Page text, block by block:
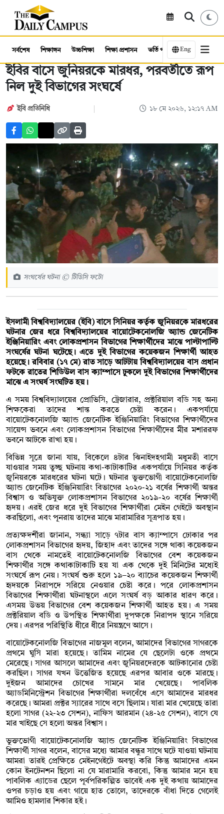
সর্বশেষ শিক্ষাঙ্গন উচ্চশিক্ষা শিক্ষা প্রশাসন ভর্তি পরীক্ষা কর্মসংস্থান
Eng
ইবির বাসে জুনিয়রকে মারধর, পরবর্তীতে রূপ
নিল দুই বিভাগের সংঘর্ষে
ইবি প্রতিনিধি ১৮ মে ২০২৬, ১২:১৭ AM
সংঘর্ষের ঘটনা © টিডিসি ফটো
ইসলামী বিশ্ববিদ্যালয়ের (ইবি) বাসে সিনিয়র কর্তৃক জুনিয়রকে মারধরের
ঘটনার জের ধরে বিশ্ববিদ্যালয়ের বায়োটেকনোলজি অ্যান্ড জেনেটিক
ইঞ্জিনিয়ারিং এবং লোকপ্রশাসন বিভাগের শিক্ষার্থীদের মাঝে পাল্টাপাল্টি
সংঘর্ষের ঘটনা ঘটেছে। এতে দুই বিভাগের কয়েকজন শিক্ষার্থী আহত
হয়েছে। রবিবার (১৭ মে) রাত সাড়ে আটটায় বিশ্ববিদ্যালয়ের বাস প্রধান
ফটকে রাতের শিডিউল বাস ক্যাম্পাসে ঢুকলে দুই বিভাগের শিক্ষার্থীদের
মাঝে এ সংঘর্ষ সংঘটিত হয়।
এ সময় বিশ্ববিদ্যালয়ের প্রোভিসি, ট্রেজারার, প্রক্টরিয়াল বডি সহ অন্য
শিক্ষকেরা তাদের শান্ত করতে চেষ্টা করেন। একপর্যায়ে
বায়োটেকনোলজি অ্যান্ড জেনেটিক ইঞ্জিনিয়ারিং বিভাগের শিক্ষার্থীদের
সায়েন্স ভবনে এবং লোকপ্রশাসন বিভাগের শিক্ষার্থীদের মীর মশাররফ
ভবনে আটকে রাখা হয়।
বিভিন্ন সূত্রে জানা যায়, বিকেলে ৪টার ঝিনাইদহগামী মধুমতী বাসে
যাওয়ার সময় তুচ্ছ ঘটনায় কথা-কাটাকাটির একপর্যায়ে সিনিয়র কর্তৃক
জুনিয়রকে মারধরের ঘটনা ঘটে। ঘটনার ভুক্তভোগী বায়োটেকনোলজি
অ্যান্ড জেনেটিক ইঞ্জিনিয়ারিং বিভাগের ২০২০-২১ বর্ষের শিক্ষার্থী অন্তর
বিশ্বাস ও অভিযুক্ত লোকপ্রশাসন বিভাগের ২০১৯-২০ বর্ষের শিক্ষার্থী
হৃদয়। এরই জের ধরে দুই বিভাগের শিক্ষার্থীরা মেইন গেইটে অবস্থান
করছিলো, এবং পূনরায় তাদের মাঝে মারামারির সূত্রপাত হয়।
প্রত্যক্ষদর্শীরা জানান, সন্ধ্যা সাড়ে ৭টার বাস ক্যাম্পাসে ঢোকার পর
লোকপ্রশাসন বিভাগের হৃদয়, জিহাদ এবং তাদের সঙ্গে থাকা কয়েকজন
বাস থেকে নামতেই বায়োটেকনোলজি বিভাগের বেশ কয়েকজন
শিক্ষার্থীর সঙ্গে কথাকাটাকাটি হয় যা এক থেকে দুই মিনিটের মধ্যেই
সংঘর্ষে রূপ নেয়। সংঘর্ষ শুরু হলে ১৯–২০ ব্যাচের কয়েকজন শিক্ষার্থী
হৃদয়কে নিরাপদে সরিয়ে নেওয়ার চেষ্টা করে। পরে লোকপ্রশাসন
বিভাগের শিক্ষার্থীরা ঘটনাস্থলে এলে সংঘর্ষ বড় আকার ধারণ করে।
এসময় উভয় বিভাগের বেশ কয়েকজন শিক্ষার্থী আহত হয়। এ সময়
প্রক্টরিয়াল বডি ও উপস্থিত শিক্ষার্থীরা দুপক্ষকে নিরাপদ স্থানে সরিয়ে
দেয়। এরপর পরিস্থিতি ধীরে ধীরে নিয়ন্ত্রণে আসে।
বায়োটেকনোলজি বিভাগের নাজমুল বলেন, আমাদের বিভাগের সাগরকে
প্রথমে ঘুসি মারা হয়েছে। তামিম নামের যে ছেলেটা ওকে প্রথমে
মেরেছে। সাগর আসলে আমাদের এবং জুনিয়রদেরকে আটকানোর চেষ্টা
করছিল। সাগর যখন উত্তেজিত হয়েছে এরপর আবার ওকে মারছে।
দুইজন আমাদের চোখের সামনে মার খেয়েছে। পাবলিক
অ্যাডমিনিস্ট্রেশন বিভাগের শিক্ষার্থীরা দলবেঁধে এসে আমাদের মারধর
করেছে। আমরা প্রক্টর স্যারের সাথে বসে ছিলাম। যারা মার খেয়েছে তারা
হলো সাগর (২২-২৩ সেশন), নাফিস আরমান (২৪-২৫ সেশন), বাসে যে
মার খাইছে সে হলো অন্তর বিশ্বাস।
ভুক্তভোগী বায়োটেকনোলজি অ্যান্ড জেনেটিক ইঞ্জিনিয়ারিং বিভাগের
শিক্ষার্থী সাগর বলেন, বাসের মধ্যে আমার বন্ধুর সাথে ঘটে যাওয়া ঘটনায়
আমরা তারই প্রেক্ষিতে মেইনগেইটে অবস্থা করি কিন্তু আমাদের এমন
কোন ইনটেনশন ছিলো না যে মারামারি করবো, কিন্তু আমার মনে হয়
পাবলিক এ্যাডের ছেলে পূর্বপরিকল্পিত ভাবেই এক দুই কথায় আমাদের
ওপর চড়াও হয় এবং গায়ে হাত তোলে, তাদেরকে বাঁধা দিতে গেলেই
আমিও হামলার শিকার হই।